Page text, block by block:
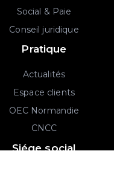
Social & Paie
Conseil juridique
Pratique
Actualités
Espace clients
OEC Normandie
CNCC
Siége social